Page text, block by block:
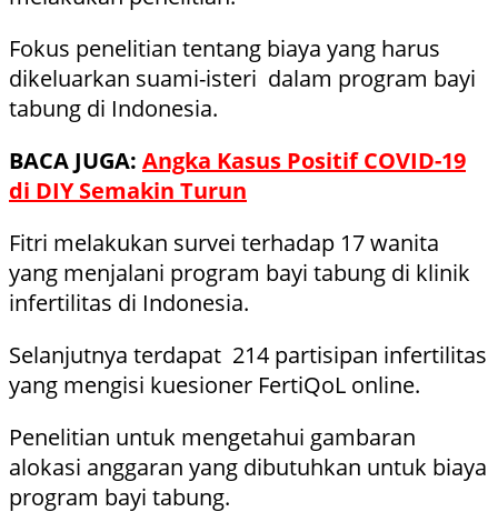
Fokus penelitian tentang biaya yang harus
dikeluarkan suami-isteri dalam program bayi
tabung di Indonesia.
BACA JUGA: Angka Kasus Positif COVID-19
di DIY Semakin Turun
Fitri melakukan survei terhadap 17 wanita
yang menjalani program bayi tabung di klinik
infertilitas di Indonesia.
Selanjutnya terdapat 214 partisipan infertilitas
yang mengisi kuesioner FertiQoL online.
Penelitian untuk mengetahui gambaran
alokasi anggaran yang dibutuhkan untuk biaya
program bayi tabung.